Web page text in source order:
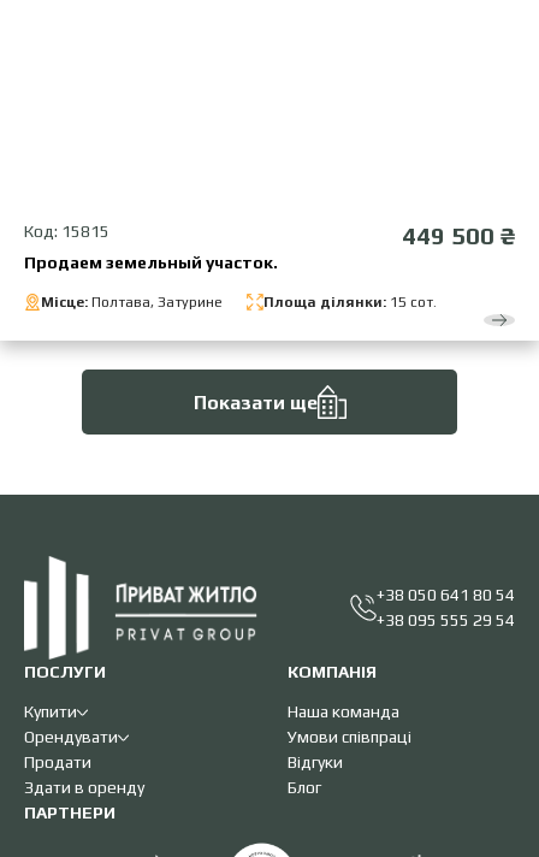
Код: 15815 449 500 ₴
Продаем земельный участок.
Місце: Полтава, Затурине Площа ділянки: 15 сот.
Показати ще
+38 050 641 80 54
+38 095 555 29 54
ПОСЛУГИ
Купити
Орендувати
Продати
Здати в оренду
КОМПАНІЯ
Наша команда
Умови співпраці
Відгуки
Блог
ПАРТНЕРИ